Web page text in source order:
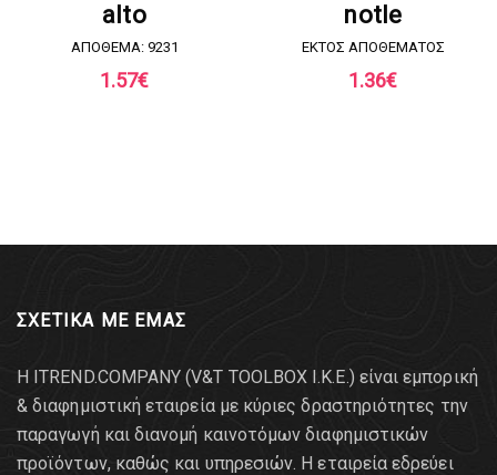
alto
ΑΠΟΘΕΜΑ: 9231
1.57€
notle
EKTOΣ ΑΠΟΘΕΜΑΤΟΣ
1.36€
ΣΧΕΤΙΚΑ ΜΕ ΕΜΑΣ
Η ITREND.COMPANY (V&T TOOLBOX Ι.Κ.Ε.) είναι εμπορική
& διαφημιστική εταιρεία με κύριες δραστηριότητες την
παραγωγή και διανομή καινοτόμων διαφημιστικών
προϊόντων, καθώς και υπηρεσιών. Η εταιρεία εδρεύει